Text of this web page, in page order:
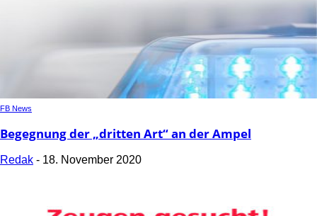
FB News
Begegnung der „dritten Art“ an der Ampel
Redak - 18. November 2020